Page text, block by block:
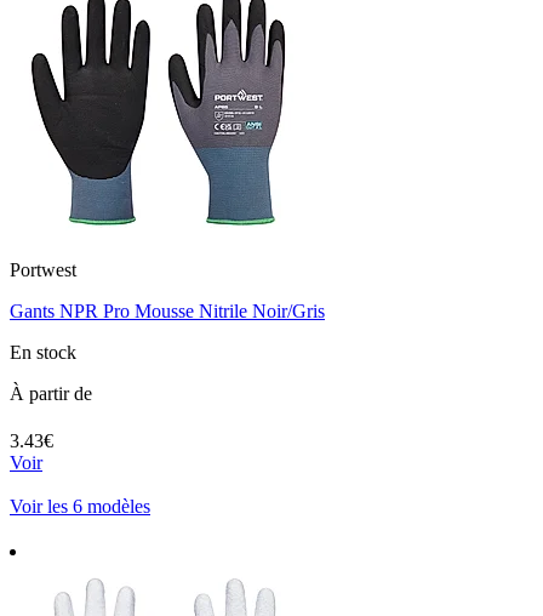
Portwest
Gants NPR Pro Mousse Nitrile Noir/Gris
En stock
À partir de
3.43€
Voir
Voir les 6 modèles